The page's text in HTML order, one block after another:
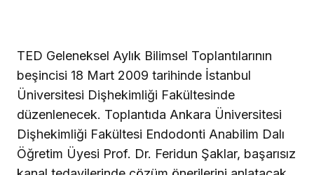
TED Geleneksel Aylık Bilimsel Toplantılarının
beşincisi 18 Mart 2009 tarihinde İstanbul
Üniversitesi Dişhekimliği Fakültesinde
düzenlenecek. Toplantıda Ankara Üniversitesi
Dişhekimliği Fakültesi Endodonti Anabilim Dalı
Öğretim Üyesi Prof. Dr. Feridun Şaklar, başarısız